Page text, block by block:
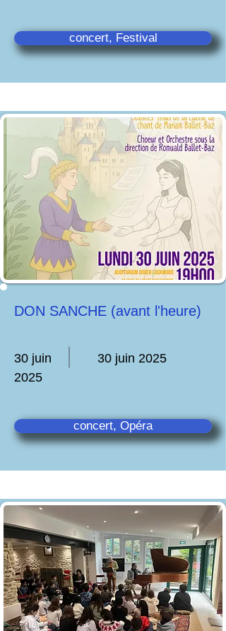
concert, Festival
DON SANCHE (avant l'heure)
30 juin
2025
30 juin 2025
concert, Opéra